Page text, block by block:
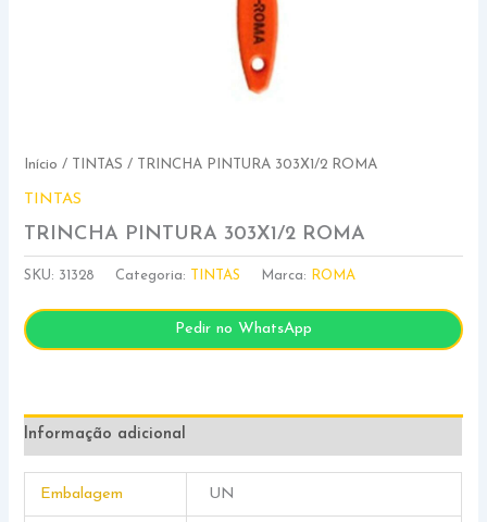
Início / TINTAS / TRINCHA PINTURA 303X1/2 ROMA
TINTAS
TRINCHA PINTURA 303X1/2 ROMA
SKU: 31328 Categoria: TINTAS Marca: ROMA
Pedir no WhatsApp
Informação adicional
Embalagem UN